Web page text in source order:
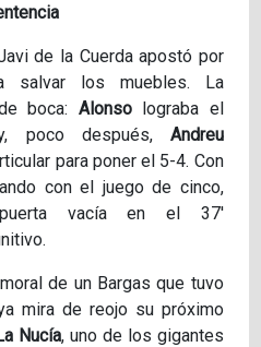
de la Cuerda apostó por
salvar los muebles. La
boca: Alonsolograba el
poco después, Andreu
para poner el 5-4. Con
con el juego de cinco,
vacía en el 37'
de un Bargas que tuvo
mira de reojo su próximo
Nucía, uno de los gigantes